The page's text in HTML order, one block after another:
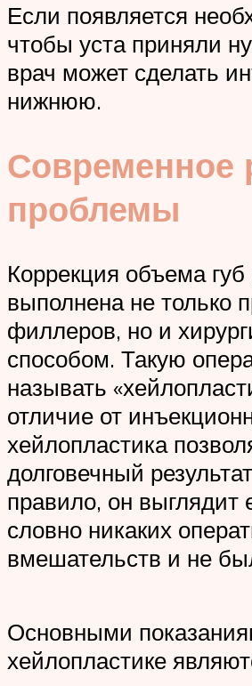
Если появляется
чтобы уста приняли
врач может сделать
нижнюю.
Современное
проблемы
Коррекция объема
выполнена не только
филлеров, но и
способом. Такую
называть
отличие от
хейлопластика
долговечный
правило, он выглядит
словно никаких
вмешательств и не
Основными
хейлопластике